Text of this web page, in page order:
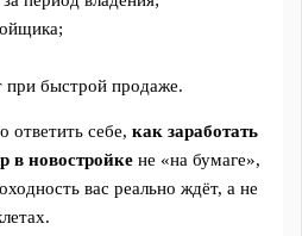
при быстрой продаже.
ответить себе,как заработать
в новостройке не «на бумаге»,
вас реально ждёт, а не